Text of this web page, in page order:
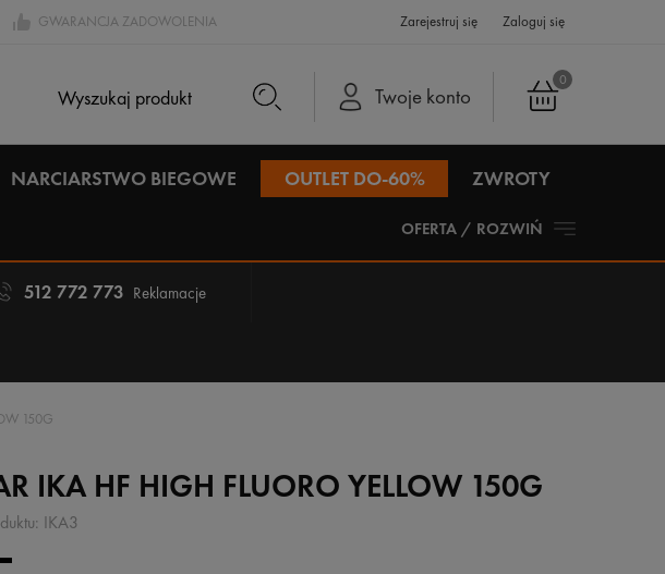
GWARANCJA ZADOWOLENIA Zarejestruj się Zaloguj się
0
Twoje konto
NARCIARSTWO BIEGOWE OUTLET DO-60% ZWROTY
OFERTA / ROZWIŃ
512 772 773 Reklamacje
150G
IKA HF HIGH FLUORO YELLOW 150G
IKA3